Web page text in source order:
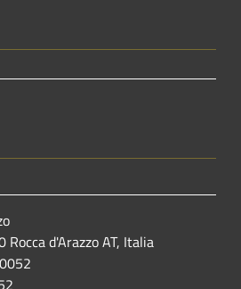
d'Arazzo AT, Italia